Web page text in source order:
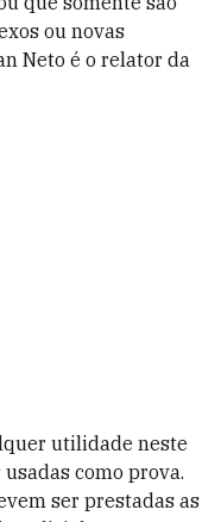
ou novas
Neto é o relator da
utilidade neste
como prova.
ser prestadas as